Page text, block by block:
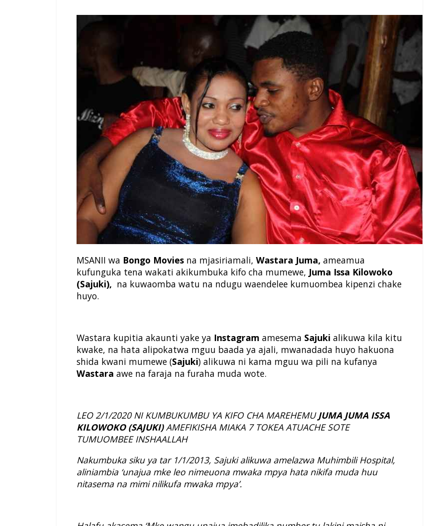
MSANII wa Bongo Movies na mjasiriamali, Wastara Juma, ameamua
kufunguka tena wakati akikumbuka kifo cha mumewe, Juma Issa Kilowoko
(Sajuki), na kuwaomba watu na ndugu waendelee kumuombea kipenzi chake
huyo.
Wastara kupitia akaunti yake ya Instagram amesema Sajuki alikuwa kila kitu
kwake, na hata alipokatwa mguu baada ya ajali, mwanadada huyo hakuona
shida kwani mumewe (Sajuki) alikuwa ni kama mguu wa pili na kufanya
Wastara awe na faraja na furaha muda wote.
LEO 2/1/2020 NI KUMBUKUMBU YA KIFO CHA MAREHEMUJUMA JUMA ISSA
KILOWOKO (SAJUKI)AMEFIKISHA MIAKA 7 TOKEA ATUACHE SOTE
TUMUOMBEE INSHAALLAH
Nakumbuka siku ya tar 1/1/2013, Sajuki alikuwa amelazwa Muhimbili Hospital,
aliniambia ‘unajua mke leo nimeuona mwaka mpya hata nikifa muda huu
nitasema na mimi nilikufa mwaka mpya’.